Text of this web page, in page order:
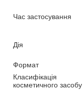
Час застосування
Дія
Формат
Класифікація
косметичного засобу